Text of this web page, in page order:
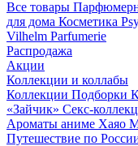
Все товары
для дома Косметика
Vilhelm Parfumerie
Распродажа
Акции
Коллекции и коллабы
Коллекции Подборки
«Зайчик» Секс-
Ароматы аниме Хаяо
Путешествие по